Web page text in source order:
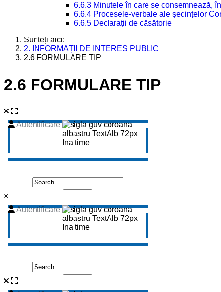
6.6.3 Minutele în care se consemnează,
6.6.4 Procesele-verbale ale ședințelor
6.6.5 Declarații de căsătorie
Sunteți aici:
2. INFORMAȚII DE INTERES PUBLIC
2.6 FORMULARE TIP
2.6 FORMULARE TIP
×